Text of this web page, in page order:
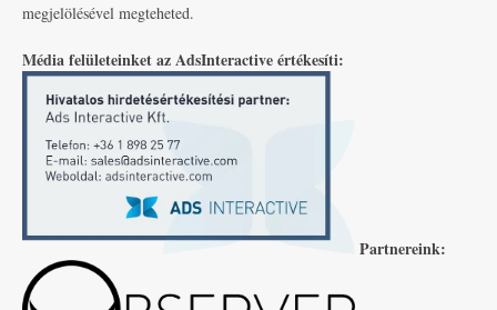
megjelölésével megteheted.
Média felületeinket az AdsInteractive értékesíti:
Partnereink: